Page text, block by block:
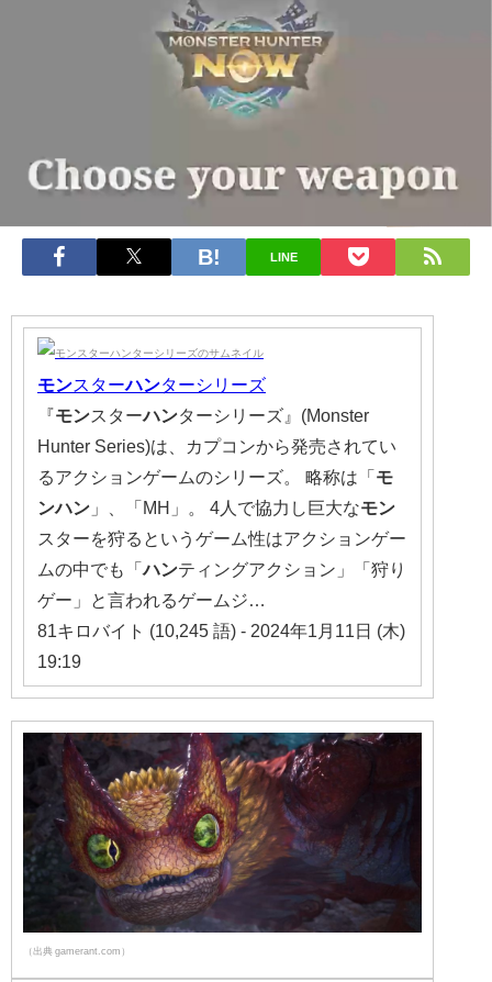
LINE
モンスターハンターシリーズ
『モンスターハンターシリーズ』(Monster
Hunter Series)は、カプコンから発売されてい
るアクションゲームのシリーズ。 略称は「 モ
ンハン 」、「MH」。 4人で協力し巨大なモン
スターを狩るというゲーム性はアクションゲー
ムの中でも「 ハンティングアクション」「狩り
ゲー」と言われるゲームジ…
81キロバイト (10,245 語) - 2024年1月11日 (木)
19:19
（出典 gamerant.com）